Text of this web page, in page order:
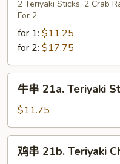
Platter
2 Teriyaki Sticks, 2 Crab
For 2
for 1: $11.25
for 2: $17.75
21a.
Teriyaki
Steaks
(5)
牛串 21a. Teriyaki
$11.75
鸡串 21b. Teriyaki